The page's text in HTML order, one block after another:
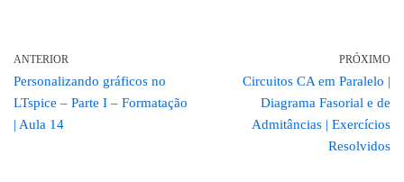
ANTERIOR
Personalizando gráficos no
LTspice – Parte I – Formatação
| Aula 14
PRÓXIMO
Circuitos CA em Paralelo |
Diagrama Fasorial e de
Admitâncias | Exercícios
Resolvidos